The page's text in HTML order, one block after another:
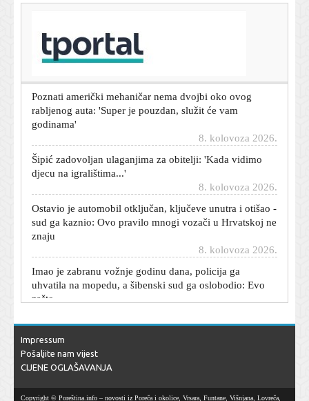
T-portal.hr
Poznati mehaničar oduševljen ovim rabljenim autom:
'Može trajati gotovo beskonačno'
Poznati američki mehaničar nema dvojbi oko ovog
rabljenog auta: 'Super je pouzdan, služit će vam
godinama'
Šipić zadovoljan ulaganjima za obitelji: 'Kada vidimo
djecu na igralištima...'
Ostavio je automobil otključan, ključeve unutra i otišao -
sud ga kaznio: Ovo pravilo mnogi vozači u Hrvatskoj ne
znaju
Imao je zabranu vožnje godinu dana, policija ga
uhvatila na mopedu, a šibenski sud ga oslobodio: Evo
zašto
Carević nakon novog poraza: Odigrali smo vrhunsku
8. kolovoza 2026.
Impressum
Pošaljite nam vijest
CIJENE OGLAŠAVANJA
Copyright © Poreština.info – novosti iz Poreča i okolice, Vrsara, Funtane, Višnjana, Lovreča,